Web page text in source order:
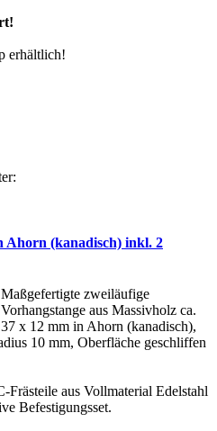
erhältlich!
Ahorn (kanadisch) inkl. 2
Maßgefertigte zweiläufige
Vorhangstange aus Massivholz ca.
37 x 12 mm in Ahorn (kanadisch),
10 mm, Oberfläche geschliffen
Frästeile aus Vollmaterial Edelstahl
Befestigungsset.